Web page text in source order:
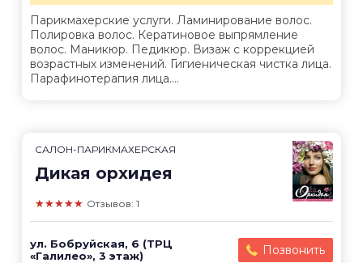
Парикмахерские услуги. Ламинирование волос.
Полировка волос. Кератиновое выпрямление
волос. Маникюр. Педикюр. Визаж с коррекцией
возрастных изменений. Гигиеническая чистка лица.
Парафинотерапия лица....
САЛОН-ПАРИКМАХЕРСКАЯ
Дикая орхидея
★★★★★ Отзывов: 1
ул. Бобруйская, 6 (ТРЦ
«Галилео», 3 этаж)
Позвонить